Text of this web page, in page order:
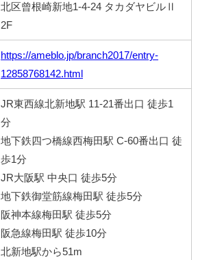
北区曾根崎新地1-4-24 タカダヤビルⅡ
2F
https://ameblo.jp/branch2017/entry-
12858768142.html
JR東西線北新地駅 11-21番出口 徒歩1
分
地下鉄四つ橋線西梅田駅 C-60番出口 徒
歩1分
JR大阪駅 中央口 徒歩5分
地下鉄御堂筋線梅田駅 徒歩5分
阪神本線梅田駅 徒歩5分
阪急線梅田駅 徒歩10分
北新地駅から51m